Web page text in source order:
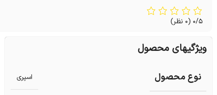
0/5 (0 نظر)
ویژگیهای محصول
نوع محصول اسپری